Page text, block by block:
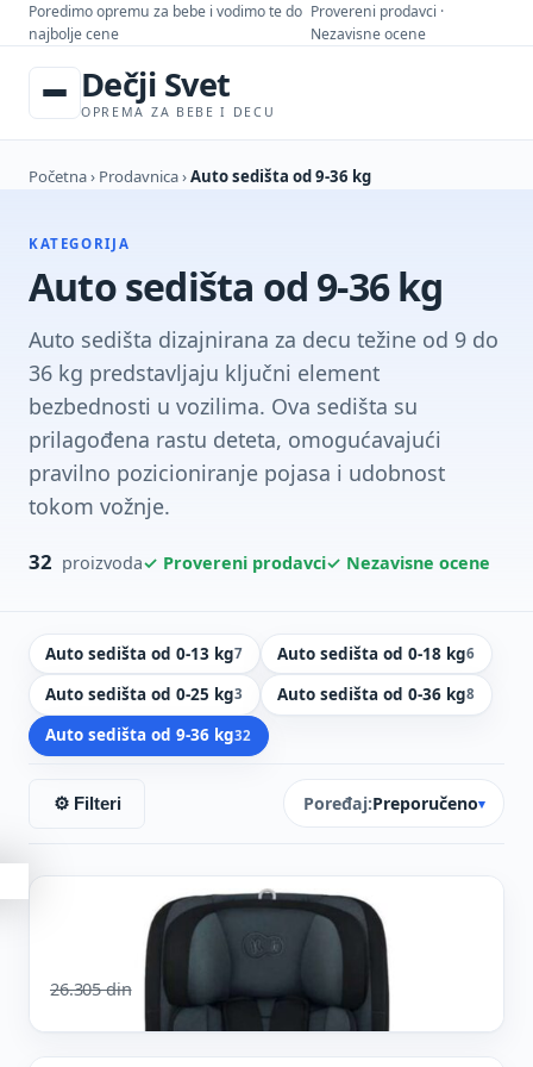
Poredimo opremu za bebe i vodimo te do
najbolje cene
Provereni prodavci ·
Nezavisne ocene
Dečji Svet
OPREMA ZA BEBE I DECU
Početna› Prodavnica›Auto sedišta od 9-36 kg
KATEGORIJA
Auto sedišta od 9-36 kg
Auto sedišta dizajnirana za decu težine od 9 do
36 kg predstavljaju ključni element
bezbednosti u vozilima. Ova sedišta su
prilagođena rastu deteta, omogućavajući
pravilno pozicioniranje pojasa i udobnost
tokom vožnje.
32 proizvoda✓ Provereni prodavci✓ Nezavisne ocene
Auto sedišta od 0-13 kg7 Auto sedišta od 0-18 kg6
Auto sedišta od 0-25 kg3 Auto sedišta od 0-36 kg8
Auto sedišta od 9-36 kg32
⚙ Filteri Poređaj:Preporučeno▾
Kinderkraft Auto Sedište Oneto3 76-150cm
26.305din Original price was: 26.305 din.
20.769din Current price is: 20.769 din.Vidi cenu ↗